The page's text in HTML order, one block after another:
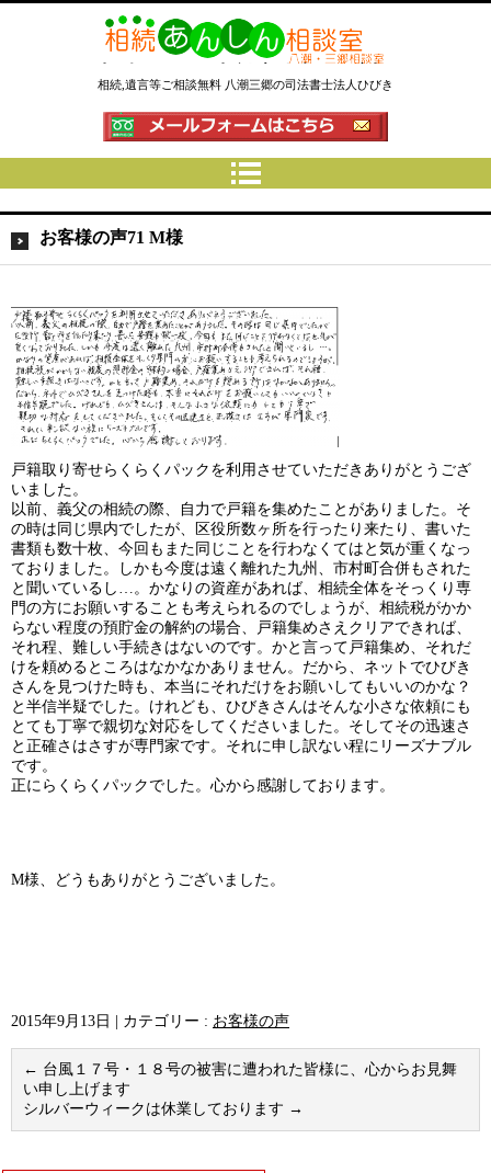
相続あんしん相談室八潮三郷│相
続手続 名義変更 遺言なら埼玉県
の司法書士法人ひびき
相続,遺言等ご相談無料 八潮三郷の司法書士法人ひびき
お客様の声71 M様
戸籍取り寄せらくらくパックを利用させていただきありがとうござ
いました。
以前、義父の相続の際、自力で戸籍を集めたことがありました。そ
の時は同じ県内でしたが、区役所数ヶ所を行ったり来たり、書いた
書類も数十枚、今回もまた同じことを行わなくてはと気が重くなっ
ておりました。しかも今度は遠く離れた九州、市村町合併もされた
と聞いているし…。かなりの資産があれば、相続全体をそっくり専
門の方にお願いすることも考えられるのでしょうが、相続税がかか
らない程度の預貯金の解約の場合、戸籍集めさえクリアできれば、
それ程、難しい手続きはないのです。かと言って戸籍集め、それだ
けを頼めるところはなかなかありません。だから、ネットでひびき
さんを見つけた時も、本当にそれだけをお願いしてもいいのかな？
と半信半疑でした。けれども、ひびきさんはそんな小さな依頼にも
とても丁寧で親切な対応をしてくださいました。そしてその迅速さ
と正確さはさすが専門家です。それに申し訳ない程にリーズナブル
です。
正にらくらくパックでした。心から感謝しております。
M様、どうもありがとうございました。
2015年9月13日 カテゴリー : お客様の声
← 台風１７号・１８号の被害に遭われた皆様に、心からお見舞
い申し上げます
シルバーウィークは休業しております →